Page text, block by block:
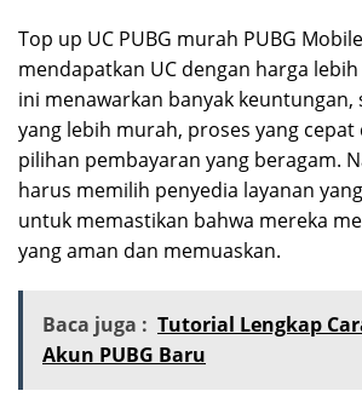
Top up UC PUBG murah PUBG
mendapatkan UC dengan harga
ini menawarkan banyak keuntungan,
yang lebih murah, proses yang
pilihan pembayaran yang beragam.
harus memilih penyedia layanan
untuk memastikan bahwa mereka
yang aman dan memuaskan.
Baca juga : Tutorial Lengkap
Akun PUBG Baru